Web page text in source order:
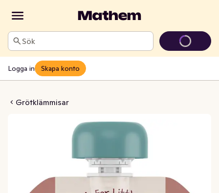
Sök
Logga in Skapa konto
Grötklämmisar
Kanel +6M EKO